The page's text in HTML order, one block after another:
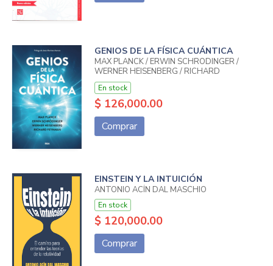
GENIOS DE LA FÍSICA CUÁNTICA
MAX PLANCK / ERWIN SCHRÖDINGER /
WERNER HEISENBERG / RICHARD
FEYNMAN
En stock
$ 126,000.00
Comprar
EINSTEIN Y LA INTUICIÓN
ANTONIO ACÍN DAL MASCHIO
En stock
$ 120,000.00
Comprar